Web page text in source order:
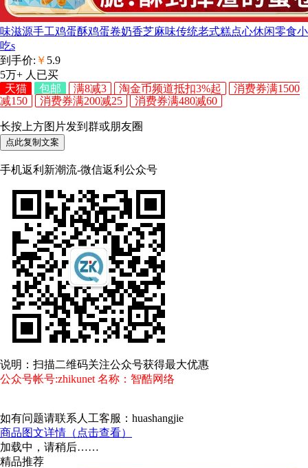
味滋源手工鸡蛋酥鸡蛋卷奶香芝麻味传统老式糕点心休闲零食小
吃s
到手价: ￥ 5.9
5万+ 人已买
天猫
包邮 满8减3 淘金币频道抵扣3%起
消费券满1500
减150
消费券满200减25 消费券满480减60
长按上方图片发到群或朋友圈
点此复制文案
手机返利新潮流-微信返利公众号
说明：扫描二维码关注公众号获得最大优惠
公众号帐号:zhikunet 名称：智酷网络
如有问题请联系人工客服：huashangjie
商品图文详情（点击查看）
加载中，请稍后……
精品推荐